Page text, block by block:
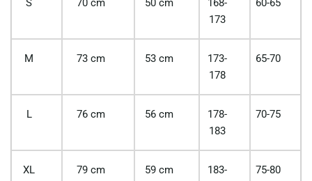
S 70 cm 50 cm
168-
173
60-65
M 73 cm 53 cm
173-
178
65-70
L 76 cm 56 cm
178-
183
70-75
XL 79 cm 59 cm
183-
75-80